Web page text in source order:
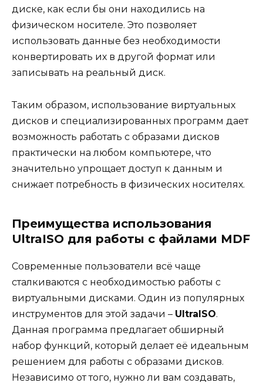
диске, как если бы они находились на
физическом носителе. Это позволяет
использовать данные без необходимости
конвертировать их в другой формат или
записывать на реальный диск.
Таким образом, использование виртуальных
дисков и специализированных программ дает
возможность работать с образами дисков
практически на любом компьютере, что
значительно упрощает доступ к данным и
снижает потребность в физических носителях.
Преимущества использования
UltraISO для работы с файлами MDF
Современные пользователи всё чаще
сталкиваются с необходимостью работы с
виртуальными дисками. Один из популярных
инструментов для этой задачи – UltraISO.
Данная программа предлагает обширный
набор функций, который делает её идеальным
решением для работы с образами дисков.
Независимо от того, нужно ли вам создавать,